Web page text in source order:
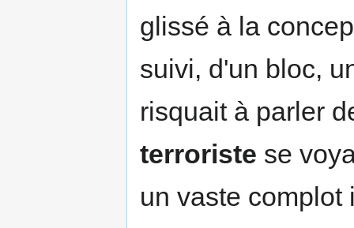
glissé à la
suivi, d'un bloc,
risquait à parler
terroriste se
un vaste complot